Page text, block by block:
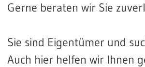
Gerne beraten wir Sie
Sie sind Eigentümer und
Auch hier helfen wir Ihnen